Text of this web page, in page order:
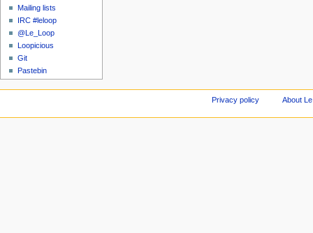
Mailing lists
IRC #leloop
@Le_Loop
Loopicious
Git
Pastebin
Privacy policy About